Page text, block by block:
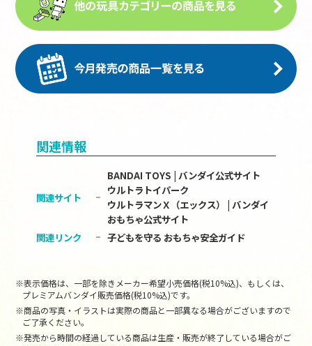
関連情報
関連サイト
BANDAI TOYS | バンダイ公式サイト
ウルトラトイパーク
ウルトラマンＸ（エックス） | バンダイ
おもちゃ公式サイト
関連リンク
子どもを守る おもちゃ安全ガイド
※表示価格は、一部を除きメーカー希望小売価格(税10%込)、もしくは、
プレミアムバンダイ販売価格(税10%込)です。
※商品の写真・イラストは実際の商品と一部異なる場合がございますので
ご了承ください。
※発売から時間の経過している商品は生産・販売が終了している場合がご